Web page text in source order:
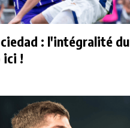
: l'intégralité du
ici !